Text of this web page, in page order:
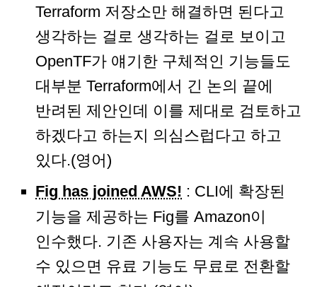
Terraform 저장소만 해결하면 된다고
생각하는 걸로 생각하는 걸로 보이고
OpenTF가 얘기한 구체적인 기능들도
대부분 Terraform에서 긴 논의 끝에
반려된 제안인데 이를 제대로 검토하고
하겠다고 하는지 의심스럽다고 하고
있다.(영어)
Fig has joined AWS! : CLI에 확장된
기능을 제공하는 Fig를 Amazon이
인수했다. 기존 사용자는 계속 사용할
수 있으면 유료 기능도 무료로 전환할